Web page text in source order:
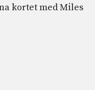
kortet med Miles